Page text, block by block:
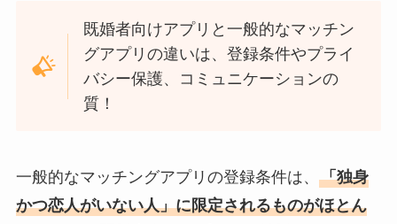
既婚者向けアプリと一般的なマッチン
グアプリの違いは、登録条件やプライ
バシー保護、コミュニケーションの
質！
一般的なマッチングアプリの登録条件は、 「独身
かつ恋人がいない人」に限定されるものがほとん